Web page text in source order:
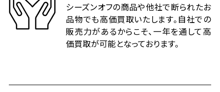
シーズンオフの商品や他社で断られたお
品物でも高価買取いたします。自社での
販売力があるからこそ、一年を通して高
価買取が可能となっております。